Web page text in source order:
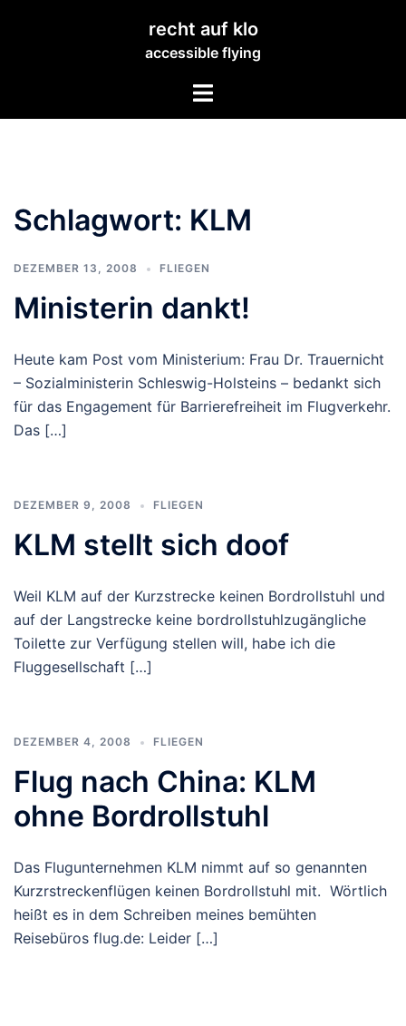
recht auf klo
accessible flying
Menü
Schlagwort: KLM
DEZEMBER 13, 2008 FLIEGEN
Ministerin dankt!
Heute kam Post vom Ministerium: Frau Dr. Trauernicht
– Sozialministerin Schleswig-Holsteins – bedankt sich
für das Engagement für Barrierefreiheit im Flugverkehr.
Das […]
DEZEMBER 9, 2008 FLIEGEN
KLM stellt sich doof
Weil KLM auf der Kurzstrecke keinen Bordrollstuhl und
auf der Langstrecke keine bordrollstuhlzugängliche
Toilette zur Verfügung stellen will, habe ich die
Fluggesellschaft […]
DEZEMBER 4, 2008 FLIEGEN
Flug nach China: KLM
ohne Bordrollstuhl
Das Flugunternehmen KLM nimmt auf so genannten
Kurzrstreckenflügen keinen Bordrollstuhl mit. Wörtlich
heißt es in dem Schreiben meines bemühten
Reisebüros flug.de: Leider […]